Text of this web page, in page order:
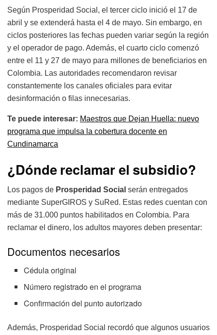
Según Prosperidad Social, el tercer ciclo inició el 17 de
abril y se extenderá hasta el 4 de mayo. Sin embargo, en
ciclos posteriores las fechas pueden variar según la región
y el operador de pago. Además, el cuarto ciclo comenzó
entre el 11 y 27 de mayo para millones de beneficiarios en
Colombia. Las autoridades recomendaron revisar
constantemente los canales oficiales para evitar
desinformación o filas innecesarias.
Te puede interesar: Maestros que Dejan Huella: nuevo
programa que impulsa la cobertura docente en
Cundinamarca
¿Dónde reclamar el subsidio?
Los pagos de Prosperidad Social serán entregados
mediante SuperGIROS y SuRed. Estas redes cuentan con
más de 31.000 puntos habilitados en Colombia. Para
reclamar el dinero, los adultos mayores deben presentar:
Documentos necesarios
Cédula original
Número registrado en el programa
Confirmación del punto autorizado
Además, Prosperidad Social recordó que algunos usuarios